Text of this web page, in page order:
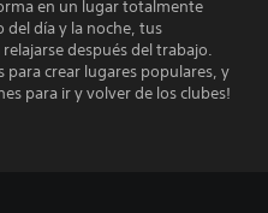
en un lugar totalmente
del día y la noche, tus
después del trabajo.
para crear lugares populares, y
para ir y volver de los clubes!